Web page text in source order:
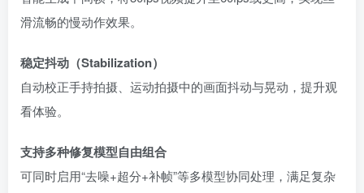
滑流畅的慢动作效果。
稳定抖动（Stabilization）
自动校正手持拍摄、运动拍摄中的画面抖动与晃动，提升观
看体验。
支持多种修复模型自由组合
可同时启用“去噪+超分+补帧”等多模型协同处理，满足复杂